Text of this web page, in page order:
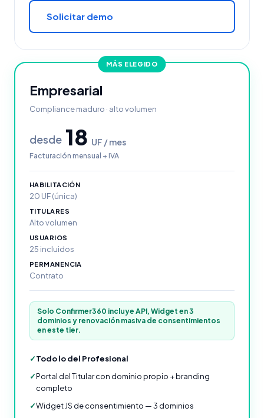
Solicitar demo
MÁS ELEGIDO
Empresarial
Compliance maduro · alto volumen
desde 18 UF / mes
Facturación mensual + IVA
HABILITACIÓN
20 UF (única)
TITULARES
Alto volumen
USUARIOS
25 incluidos
PERMANENCIA
Contrato
Solo Confirmer360 incluye API, Widget en 3
dominios y renovación masiva de consentimientos
en este tier.
✓Todo lo del Profesional
✓Portal del Titular con dominio propio + branding
completo
✓Widget JS de consentimiento — 3 dominios